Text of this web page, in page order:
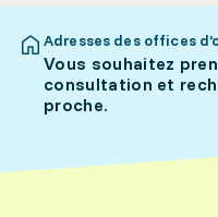
Adresses des offices
Vous souhaitez
consultation et
proche.